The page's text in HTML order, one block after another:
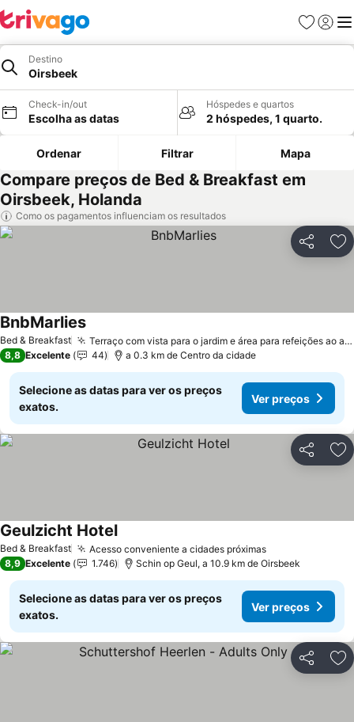
Favoritos
Iniciar
Destino
Oirsbeek
Check-in/out
Escolha as datas
Hóspedes e quartos
2 hóspedes, 1 quarto.
Ordenar Filtrar Mapa
Compare preços de Bed & Breakfast em
Oirsbeek, Holanda
Como os pagamentos influenciam os resultados
Partilhar
Bed & Breakfast Terraço com vista para o jardim e área para refeições ao ar livre
BnbMarlies
8,8 Excelente 44 a 0.3 km de Centro da cidade
Selecione as datas para ver os preços
exatos.
Ver preços
Partilhar
Bed & Breakfast Acesso conveniente a cidades próximas
Geulzicht Hotel
8,9 Excelente 1.746 Schin op Geul, a 10.9 km de Oirsbeek
Selecione as datas para ver os preços
exatos.
Ver preços
Partilhar